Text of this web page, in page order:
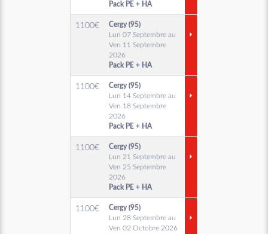
Pack PE + HA
1100€
Cergy (95)
Lun 07 Septembre au
Ven 11 Septembre
2026
Pack PE + HA
1100€
Cergy (95)
Lun 14 Septembre au
Ven 18 Septembre
2026
Pack PE + HA
1100€
Cergy (95)
Lun 21 Septembre au
Ven 25 Septembre
2026
Pack PE + HA
1100€
Cergy (95)
Lun 28 Septembre au
Ven 02 Octobre 2026